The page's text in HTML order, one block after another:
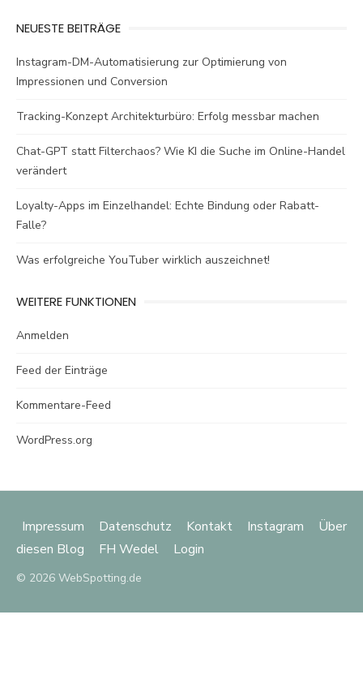
NEUESTE BEITRÄGE
Instagram-DM-Automatisierung zur Optimierung von
Impressionen und Conversion
Tracking-Konzept Architekturbüro: Erfolg messbar machen
Chat-GPT statt Filterchaos? Wie KI die Suche im Online-Handel
verändert
Loyalty-Apps im Einzelhandel: Echte Bindung oder Rabatt-
Falle?
Was erfolgreiche YouTuber wirklich auszeichnet!
WEITERE FUNKTIONEN
Anmelden
Feed der Einträge
Kommentare-Feed
WordPress.org
Impressum Datenschutz Kontakt Instagram
Über
diesen Blog
FH Wedel Login
© 2026 WebSpotting.de